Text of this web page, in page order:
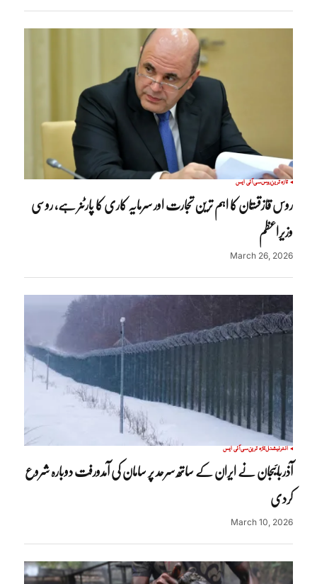
تازہ ترینروسسی آئی ایس
روس قازقستان کا اہم ترین تجارت اور سرمایہ کاری کا پارٹنر ہے، روسی
وزیراعظم
March 26, 2026
انٹرنیشنلتازہ ترینسی آئی ایس
آذربائیجان نے ایران کے ساتھ سرحد پر سامان کی آمدورفت دوبارہ شروع
کردی
March 10, 2026